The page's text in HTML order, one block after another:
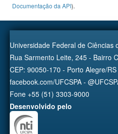
Documentação da API).
Universidade Federal de Ciências
Rua Sarmento Leite, 245 - Bairro
CEP: 90050-170 - Porto Alegre/
facebook.com/UFCSPA -
Fone +55 (51) 3303-9000
Desenvolvido pelo